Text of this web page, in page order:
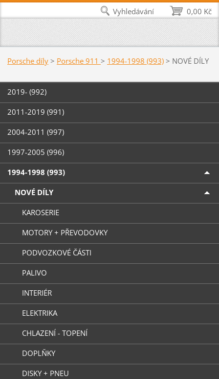
Porsche díly > Porsche 911 > 1994-1998 (993) > NOVÉ DÍLY
2019- (992)
2011-2019 (991)
2004-2011 (997)
1997-2005 (996)
1994-1998 (993)
NOVÉ DÍLY
KAROSERIE
MOTORY + PŘEVODOVKY
PODVOZKOVÉ ČÁSTI
PALIVO
INTERIÉR
ELEKTRIKA
CHLAZENÍ - TOPENÍ
DOPLŇKY
DISKY + PNEU
0,00 Kč
Vyhledávání